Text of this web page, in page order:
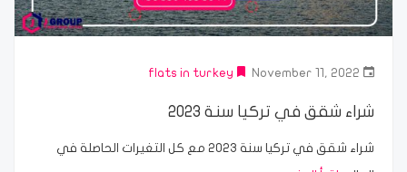
November 11, 2022
flats in turkey
شراء شقق في تركيا سنة 2023
شراء شقق في تركيا سنة 2023 مع كل التغيرات الحاصلة في